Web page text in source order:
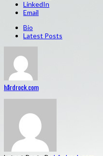
LinkedIn
Email
Bio
Latest Posts
hårdrock.com